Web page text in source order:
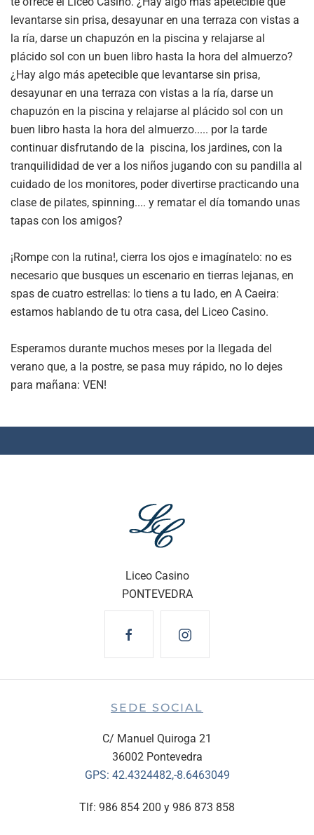
levantarse sin prisa, desayunar en una terraza con vistas a
la ría, darse un chapuzón en la piscina y relajarse al
plácido sol con un buen libro hasta la hora del almuerzo?
¿Hay algo más apetecible que levantarse sin prisa,
desayunar en una terraza con vistas a la ría, darse un
chapuzón en la piscina y relajarse al plácido sol con un
buen libro hasta la hora del almuerzo..... por la tarde
continuar disfrutando de la piscina, los jardines, con la
tranquilididad de ver a los niños jugando con su pandilla al
cuidado de los monitores, poder divertirse practicando una
clase de pilates, spinning.... y rematar el día tomando unas
tapas con los amigos?
¡Rompe con la rutina!, cierra los ojos e imagínatelo: no es
necesario que busques un escenario en tierras lejanas, en
spas de cuatro estrellas: lo tiens a tu lado, en A Caeira:
estamos hablando de tu otra casa, del Liceo Casino.
Esperamos durante muchos meses por la llegada del
verano que, a la postre, se pasa muy rápido, no lo dejes
para mañana: VEN!
Liceo Casino
PONTEVEDRA
SEDE SOCIAL
C/ Manuel Quiroga 21
36002 Pontevedra
GPS: 42.4324482,-8.6463049
Tlf: 986 854 200 y 986 873 858